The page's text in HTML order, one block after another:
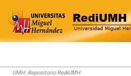
Skip
UMH: Repositorio RediUMH